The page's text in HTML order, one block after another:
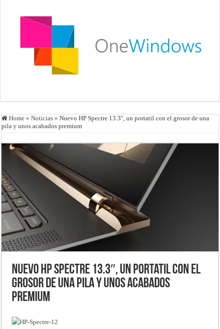
Home » Noticias » Nuevo HP Spectre 13.3″, un portatil con el grosor de una
pila y unos acabados premium
Nuevo HP Spectre 13.3″, un portatil con el
grosor de una pila y unos acabados
premium